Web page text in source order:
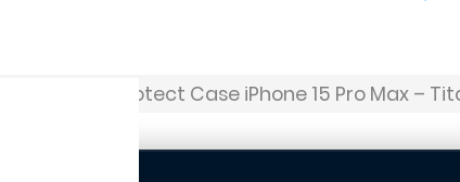
Musthavz Air Protect Case iPhone 15 Pro Max –